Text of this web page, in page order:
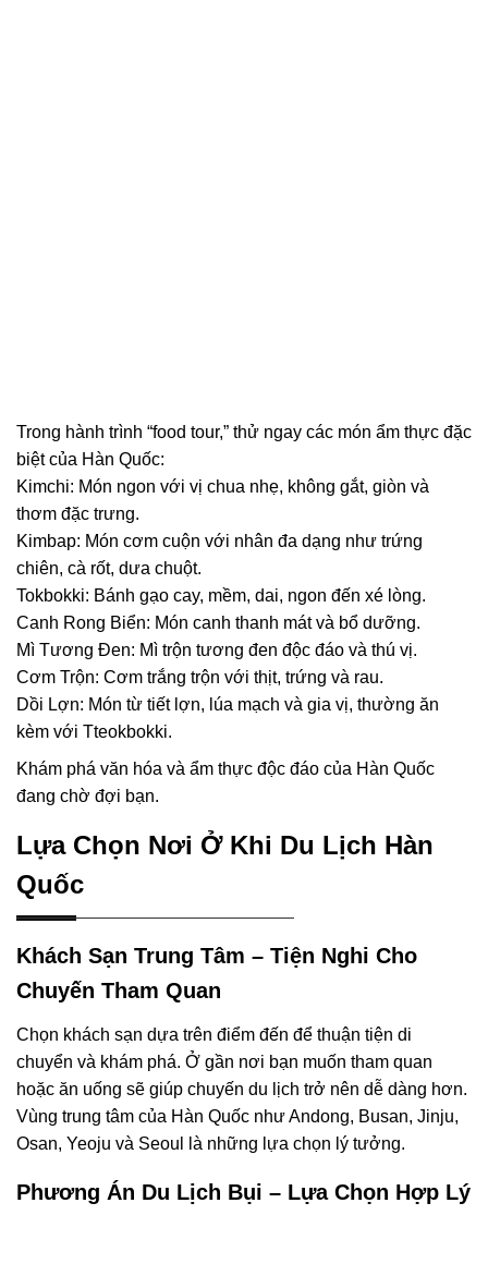
Trong hành trình “food tour,” thử ngay các món ẩm thực đặc
biệt của Hàn Quốc:
Kimchi: Món ngon với vị chua nhẹ, không gắt, giòn và
thơm đặc trưng.
Kimbap: Món cơm cuộn với nhân đa dạng như trứng
chiên, cà rốt, dưa chuột.
Tokbokki: Bánh gạo cay, mềm, dai, ngon đến xé lòng.
Canh Rong Biển: Món canh thanh mát và bổ dưỡng.
Mì Tương Đen: Mì trộn tương đen độc đáo và thú vị.
Cơm Trộn: Cơm trắng trộn với thịt, trứng và rau.
Dồi Lợn: Món từ tiết lợn, lúa mạch và gia vị, thường ăn
kèm với Tteokbokki.
Khám phá văn hóa và ẩm thực độc đáo của Hàn Quốc
đang chờ đợi bạn.
Lựa Chọn Nơi Ở Khi Du Lịch Hàn
Quốc
Khách Sạn Trung Tâm – Tiện Nghi Cho
Chuyến Tham Quan
Chọn khách sạn dựa trên điểm đến để thuận tiện di
chuyển và khám phá. Ở gần nơi bạn muốn tham quan
hoặc ăn uống sẽ giúp chuyến du lịch trở nên dễ dàng hơn.
Vùng trung tâm của Hàn Quốc như Andong, Busan, Jinju,
Osan, Yeoju và Seoul là những lựa chọn lý tưởng.
Phương Án Du Lịch Bụi – Lựa Chọn Hợp Lý